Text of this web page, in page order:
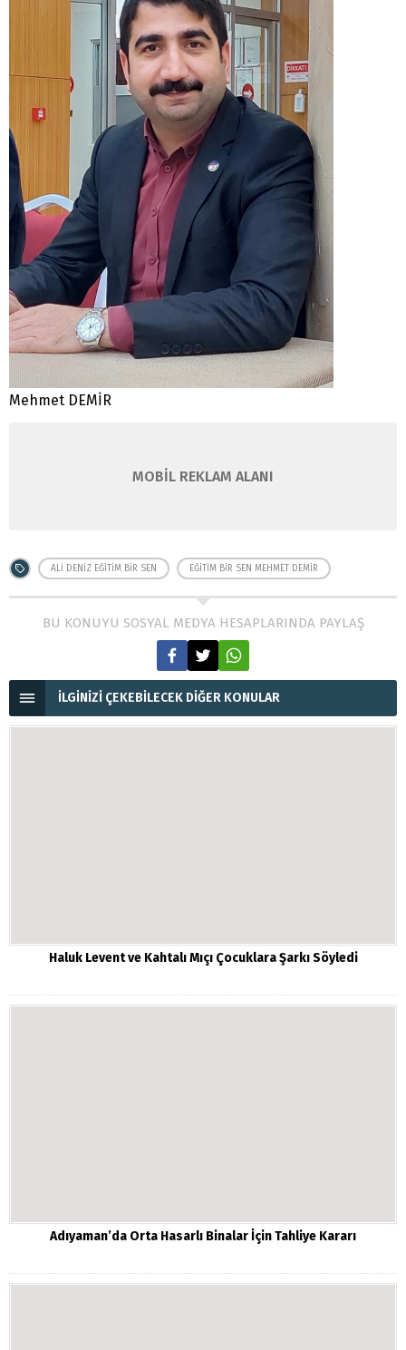
Mehmet DEMİR
MOBİL REKLAM ALANI
ALI DENIZ EĞITIM BIR SEN EĞITIM BIR SEN MEHMET DEMIR
BU KONUYU SOSYAL MEDYA HESAPLARINDA PAYLAŞ
İLGİNİZİ ÇEKEBİLECEK DİĞER KONULAR
Haluk Levent ve Kahtalı Mıçı Çocuklara Şarkı Söyledi
Adıyaman’da Orta Hasarlı Binalar İçin Tahliye Kararı